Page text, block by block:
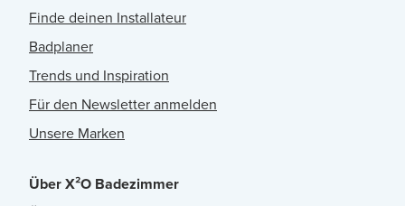
Finde deinen Installateur
Badplaner
Trends und Inspiration
Für den Newsletter anmelden
Unsere Marken
Über X²O Badezimmer